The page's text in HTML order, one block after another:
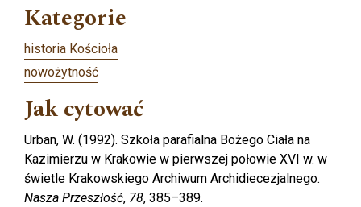
Kategorie
historia Kościoła
nowożytność
Jak cytować
Urban, W. (1992). Szkoła parafialna Bożego Ciała na
Kazimierzu w Krakowie w pierwszej połowie XVI w. w
świetle Krakowskiego Archiwum Archidiecezjalnego.
Nasza Przeszłość, 78, 385–389.